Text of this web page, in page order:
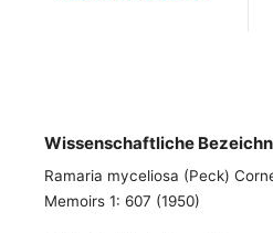
Wissenschaftliche
Ramaria myceliosa (Peck)
Memoirs 1: 607 (1950)